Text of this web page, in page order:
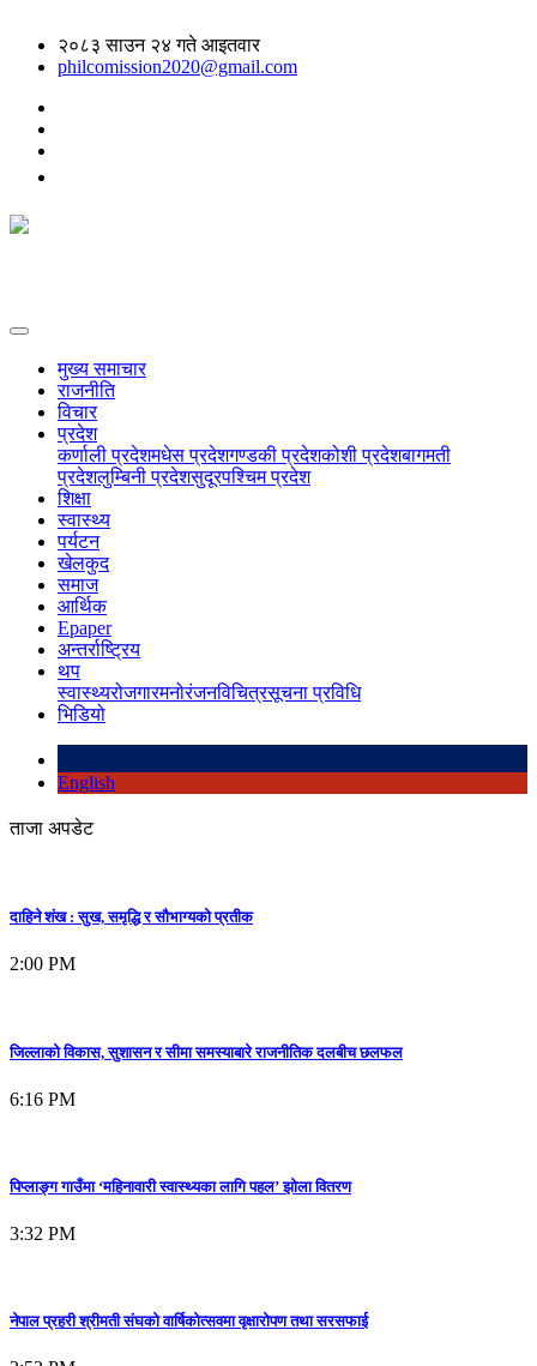
२०८३ साउन २४ गते आइतवार
philcomission2020@gmail.com
मुख्य समाचार
राजनीति
विचार
प्रदेश
कर्णाली प्रदेशमधेस प्रदेशगण्डकी प्रदेशकोशी प्रदेशबागमती
प्रदेशलुम्बिनी प्रदेशसुदूरपश्चिम प्रदेश
शिक्षा
स्वास्थ्य
पर्यटन
खेलकुद
समाज
आर्थिक
Epaper
अन्तर्राष्ट्रिय
थप
स्वास्थ्यरोजगारमनोरंजनविचित्रसूचना प्रविधि
भिडियो
English
ताजा अपडेट
दाहिने शंख : सुख, समृद्धि र सौभाग्यको प्रतीक
2:00 PM
जिल्लाको विकास, सुशासन र सीमा समस्याबारे राजनीतिक दलबीच छलफल
6:16 PM
पिप्लाङ्ग गाउँमा ‘महिनावारी स्वास्थ्यका लागि पहल’ झोला वितरण
3:32 PM
नेपाल प्रहरी श्रीमती संघको वार्षिकोत्सवमा वृक्षारोपण तथा सरसफाई